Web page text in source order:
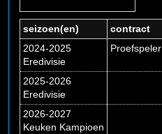
seizoen(en) contract
2024-2025
Eredivisie
Proefspeler
2025-2026
Eredivisie
2026-2027
Keuken Kampioen